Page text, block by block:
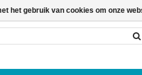
het gebruik van cookies om onze